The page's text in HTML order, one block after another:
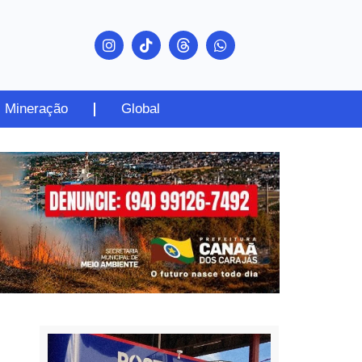
Mineração Global
PUBLICIDADE